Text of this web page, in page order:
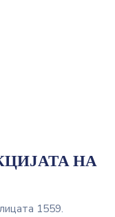
НА
1559.